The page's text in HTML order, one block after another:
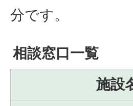
分です。
相談窓口一覧
施設